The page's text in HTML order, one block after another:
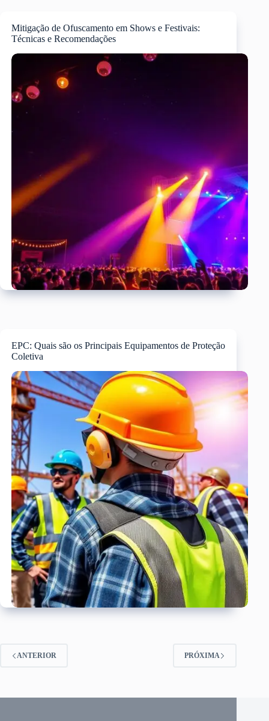
Mitigação de Ofuscamento em Shows e Festivais:
Técnicas e Recomendações
EPC: Quais são os Principais Equipamentos de Proteção
Coletiva
ANTERIOR PRÓXIMA